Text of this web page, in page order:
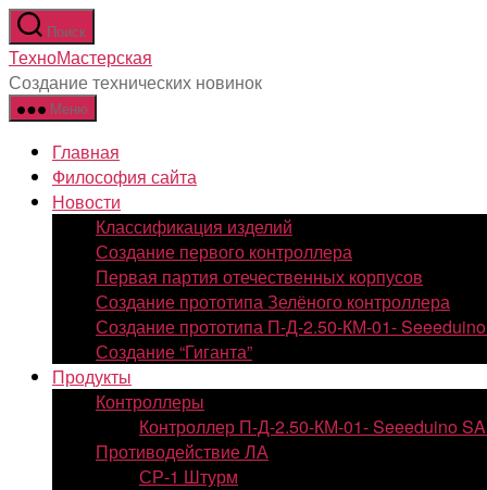
Перейти
к
содержимому
Поиск
ТехноМастерская
Создание технических новинок
Меню
Главная
Философия сайта
Новости
Классификация изделий
Создание первого контроллера
Первая партия отечественных корпусов
Создание прототипа Зелёного контроллера
Создание прототипа П-Д-2.50-КМ-01-
Создание “Гиганта”
Продукты
Контроллеры
Контроллер П-Д-2.50-КМ-01- Seeeduino
Противодействие ЛА
СР-1 Штурм